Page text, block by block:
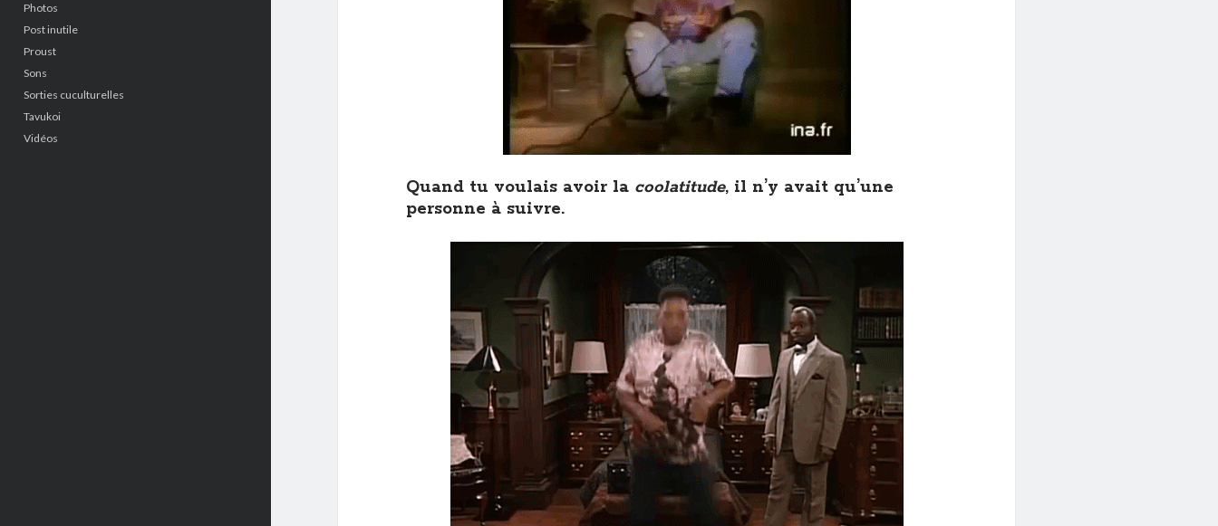
Photos
Post inutile
Proust
Sons
Sorties cuculturelles
Tavukoi
Vidéos
Quand tu voulais avoir la coolatitude, il n’y avait qu’une
personne à suivre.